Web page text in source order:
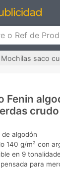
o Ref de
Mochilas saco
Fenin
crudo
algodón
140 g/m² con
en 9
para